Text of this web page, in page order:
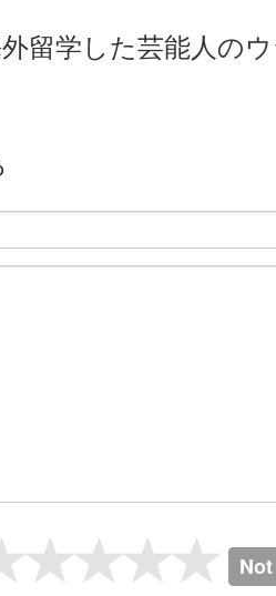
留学した芸能人の